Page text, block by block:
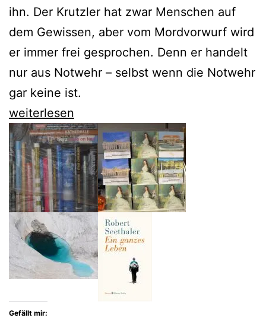
ihn. Der Krutzler hat zwar Menschen auf
dem Gewissen, aber vom Mordvorwurf wird
er immer frei gesprochen. Denn er handelt
nur aus Notwehr – selbst wenn die Notwehr
gar keine ist.
David
Schalko
zeigt
Österreich
in
den
Verstrickungen
des
20.
weiterlesen
Gefällt mir: